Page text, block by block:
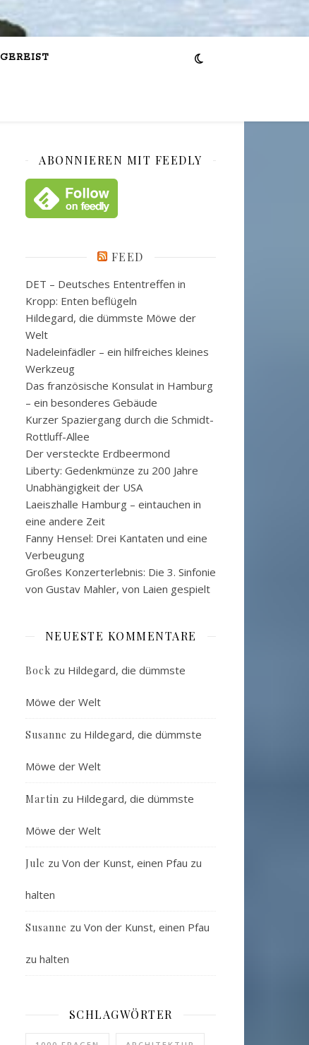
GEREIST
ABONNIEREN MIT FEEDLY
FEED
DET – Deutsches Ententreffen in
Kropp: Enten beflügeln
Hildegard, die dümmste Möwe der
Welt
Nadeleinfädler – ein hilfreiches kleines
Werkzeug
Das französische Konsulat in Hamburg
– ein besonderes Gebäude
Kurzer Spaziergang durch die Schmidt-
Rottluff-Allee
Der versteckte Erdbeermond
Liberty: Gedenkmünze zu 200 Jahre
Unabhängigkeit der USA
Laeiszhalle Hamburg – eintauchen in
eine andere Zeit
Fanny Hensel: Drei Kantaten und eine
Verbeugung
Großes Konzerterlebnis: Die 3. Sinfonie
von Gustav Mahler, von Laien gespielt
NEUESTE KOMMENTARE
Bock zu Hildegard, die dümmste
Möwe der Welt
Susanne zu Hildegard, die dümmste
Möwe der Welt
Martin zu Hildegard, die dümmste
Möwe der Welt
Jule zu Von der Kunst, einen Pfau zu
halten
Susanne zu Von der Kunst, einen Pfau
zu halten
SCHLAGWÖRTER